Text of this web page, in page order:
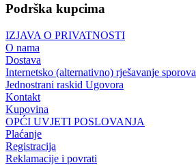
Podrška kupcima
IZJAVA O PRIVATNOSTI
O nama
Dostava
Internetsko (alternativno) rješavanje sporova
Jednostrani raskid Ugovora
Kontakt
Kupovina
OPĆI UVJETI POSLOVANJA
Plaćanje
Registracija
Reklamacije i povrati